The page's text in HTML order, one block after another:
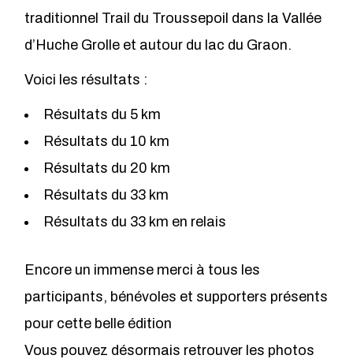
traditionnel Trail du Troussepoil dans la Vallée
d’Huche Grolle et autour du lac du Graon.
Voici les résultats :
Résultats du 5 km
Résultats du 10 km
Résultats du 20 km
Résultats du 33 km
Résultats du 33 km en relais
Encore un immense merci à tous les
participants, bénévoles et supporters présents
pour cette belle édition
Vous pouvez désormais retrouver les photos